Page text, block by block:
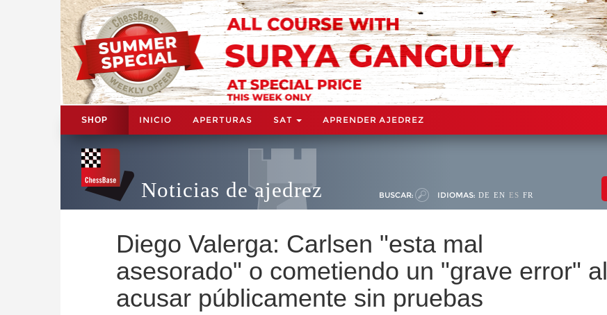
SHOP INICIO APERTURAS SAT APRENDER AJEDREZ
Noticias de ajedrez BUSCAR: IDIOMAS: DE EN ES FR
Diego Valerga: Carlsen "esta mal
asesorado" o cometiendo un "grave error" al
acusar públicamente sin pruebas